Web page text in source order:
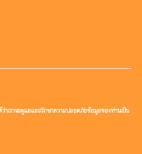
าเราจะดูแลและรักษาความปลอดภัยข้อมูลของท่านเป็น